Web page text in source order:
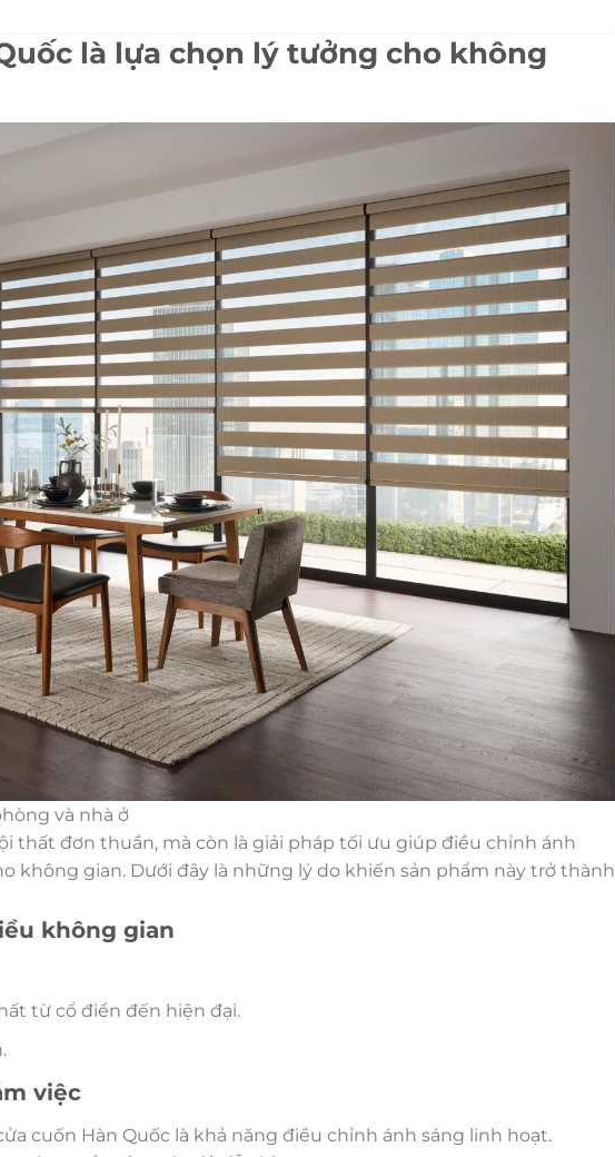
là lựa chọn lý tưởng cho không
và nhà ở
thất đơn thuần, mà còn là giải pháp tối ưu giúp điều chỉnh ánh
không gian. Dưới đây là những lý do khiến sản phẩm này trở thành
không gian
từ cổ điển đến hiện đại.
việc
cuốn Hàn Quốc là khả năng điều chỉnh ánh sáng linh hoạt.